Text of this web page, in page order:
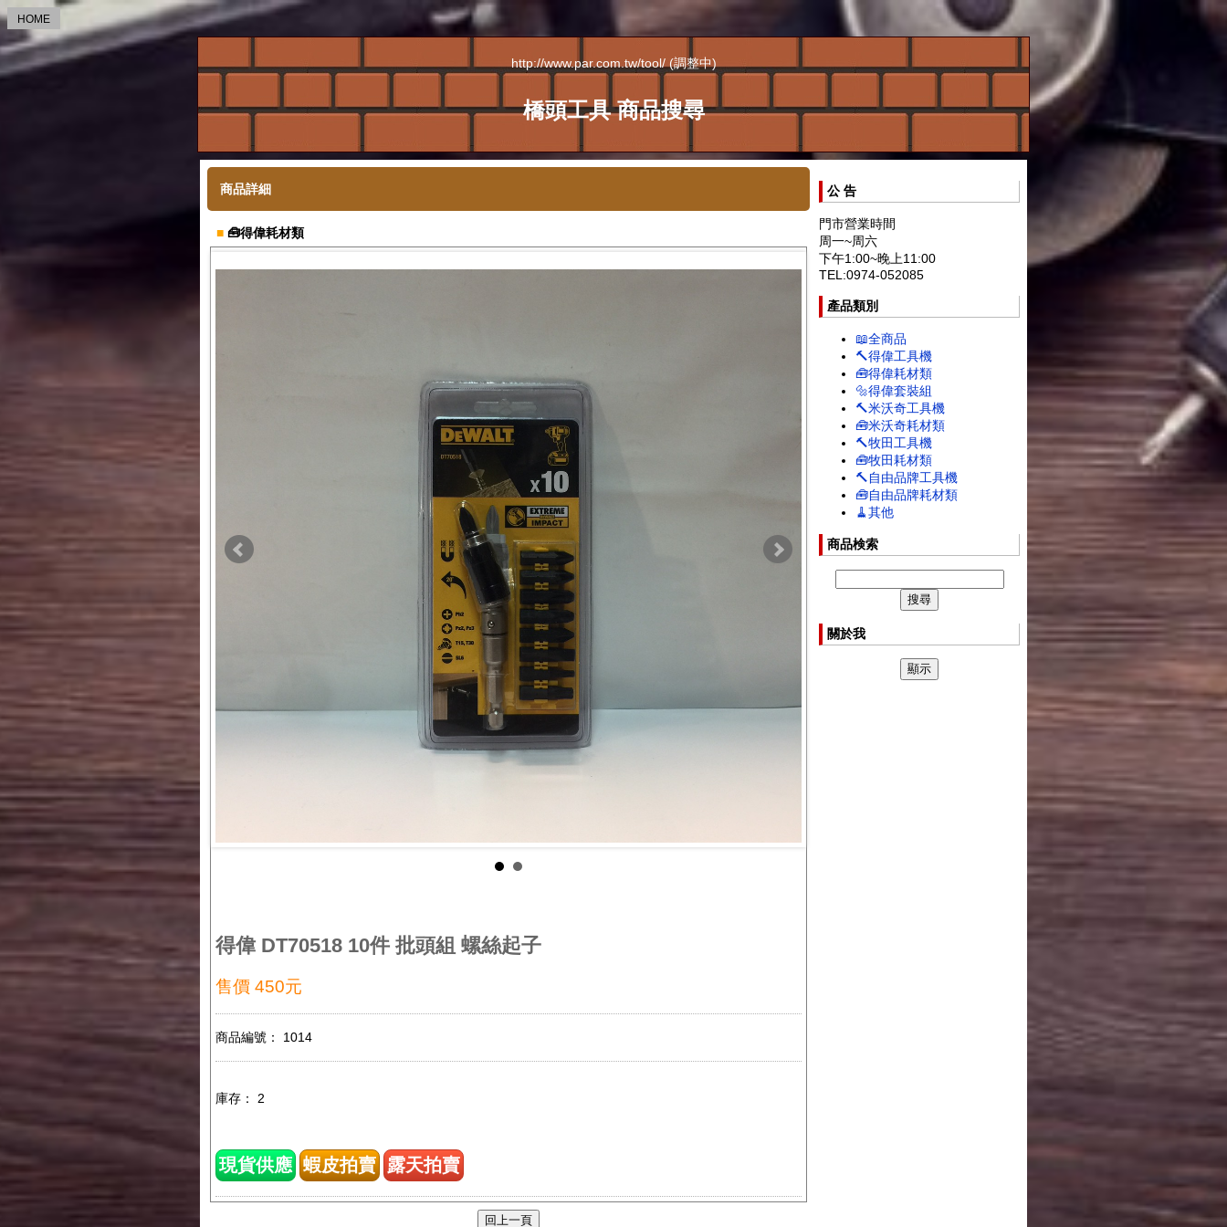
HOME
http://www.par.com.tw/tool/ (調整中)
橋頭工具 商品搜尋
商品詳細
■ 🧰得偉耗材類
得偉 DT70518 10件 批頭組 螺絲起子
售價 450元
商品編號： 1014
庫存： 2
現貨供應 蝦皮拍賣 露天拍賣
公 告
門市營業時間
周一~周六
下午1:00~晚上11:00
TEL:0974-052085
產品類別
📖全商品
🔨得偉工具機
🧰得偉耗材類
🔩得偉套裝組
🔨米沃奇工具機
🧰米沃奇耗材類
🔨牧田工具機
🧰牧田耗材類
🔨自由品牌工具機
🧰自由品牌耗材類
🧹其他
商品検索
關於我